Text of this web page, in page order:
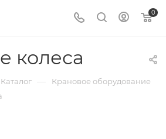
0
колеса
Каталог — Крановое оборудование